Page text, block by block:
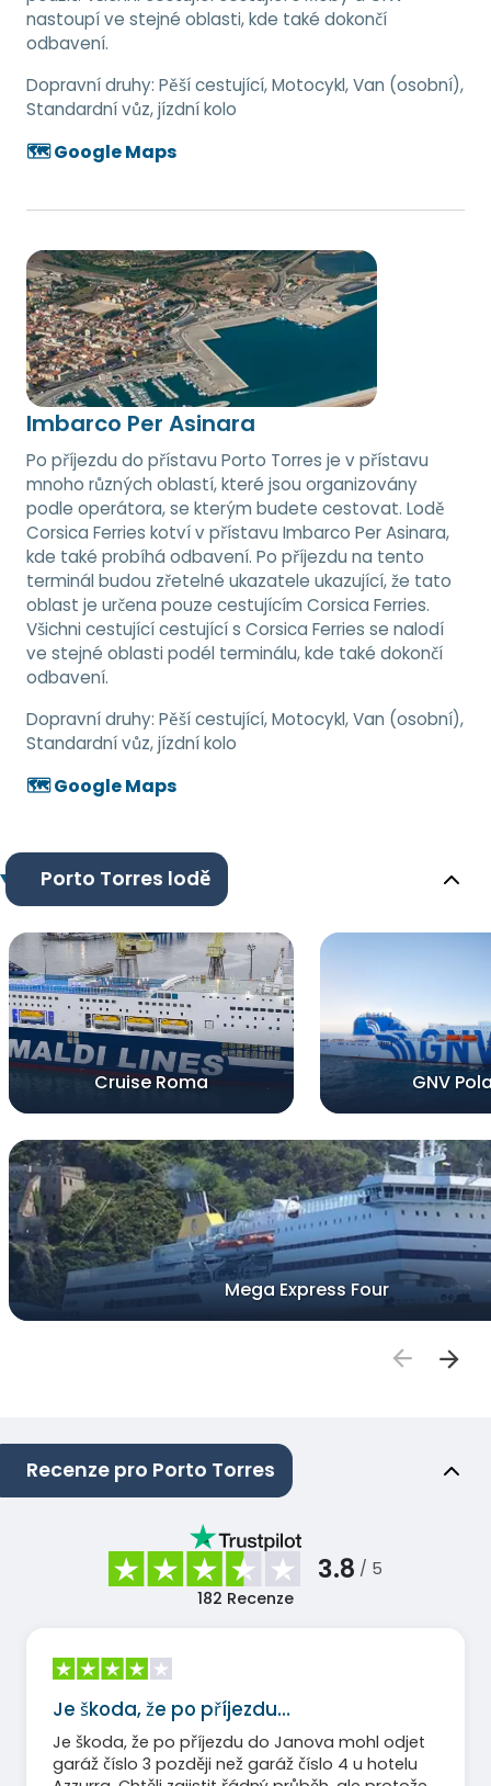
nastoupí ve stejné oblasti, kde také dokončí
odbavení.
Dopravní druhy: Pěší cestující, Motocykl, Van (osobní),
Standardní vůz, jízdní kolo
🗺️ Google Maps
Imbarco Per Asinara
Po příjezdu do přístavu Porto Torres je v přístavu
mnoho různých oblastí, které jsou organizovány
podle operátora, se kterým budete cestovat. Lodě
Corsica Ferries kotví v přístavu Imbarco Per Asinara,
kde také probíhá odbavení. Po příjezdu na tento
terminál budou zřetelné ukazatele ukazující, že tato
oblast je určena pouze cestujícím Corsica Ferries.
Všichni cestující cestující s Corsica Ferries se nalodí
ve stejné oblasti podél terminálu, kde také dokončí
odbavení.
Dopravní druhy: Pěší cestující, Motocykl, Van (osobní),
Standardní vůz, jízdní kolo
🗺️ Google Maps
Porto Torres lodě
Cruise Roma GNV
Mega Express Four
Recenze pro Porto Torres
3.8 / 5
182 Recenze
Je škoda, že po příjezdu…
Je škoda, že po příjezdu do Janova mohl odjet
garáž číslo 3 později než garáž číslo 4 u hotelu